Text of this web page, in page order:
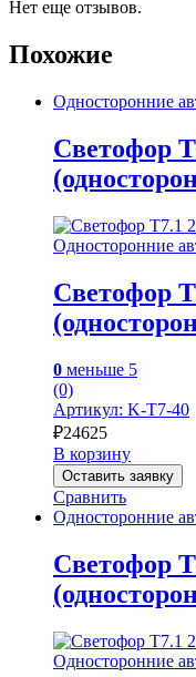
Нет еще отзывов.
Похожие
Односторонние
Светофор
Односторонние
Светофор
0 меньше 5
(0)
Артикул: K-T7-40
₽24625
В корзину
Оставить заявку
Сравнить
Односторонние
Светофор
Односторонние